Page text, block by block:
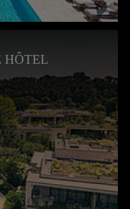
HÔTEL